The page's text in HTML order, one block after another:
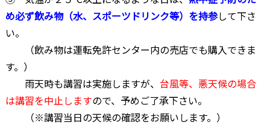
め必ず飲み物（水、スポーツドリンク等）を持参して下さ
い。
（飲み物は運転免許センター内の売店でも購入できま
す。）
雨天時も講習は実施しますが、 台風等、悪天候の場合
は講習を中止しますので、予めご了承下さい。
（※講習当日の天候の確認をお願いします。）